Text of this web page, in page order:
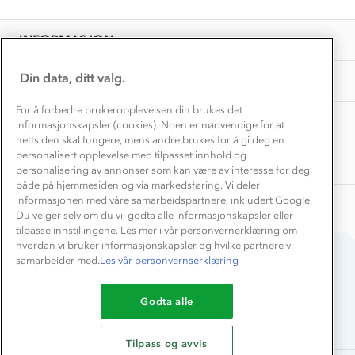
INFORMASJON
Presse
OM OSS
Samarbeide med oss?
TIPS OG RÅD
Store størrelser
Turmat oppskrifter
Beredskap
AKTIVITETER
Overnatte utendørs⛺
Leirskole 🥾
Barnehageansatt
Tips til hyttetur
Du betaler enkelt med
Din data, ditt valg.
For å forbedre brukeropplevelsen din brukes det
informasjonskapsler (cookies). Noen er nødvendige for at
nettsiden skal fungere, mens andre brukes for å gi deg en
personalisert opplevelse med tilpasset innhold og
personalisering av annonser som kan være av interesse for deg,
både på hjemmesiden og via markedsføring. Vi deler
informasjonen med våre samarbeidspartnere, inkludert Google.
Du velger selv om du vil godta alle informasjonskapsler eller
tilpasse innstillingene. Les mer i vår personvernerklæring om
hvordan vi bruker informasjonskapsler og hvilke partnere vi
samarbeider med.Les vår personvernserklæring
Godta alle
Tilpass og avvis